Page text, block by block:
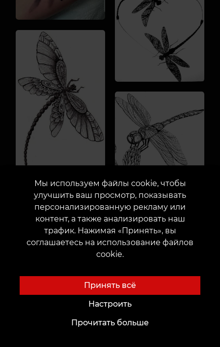
Мы используем файлы cookie, чтобы
улучшить ваш просмотр, показывать
персонализированную рекламу или
контент, а также анализировать наш
трафик. Нажимая «Принять», вы
соглашаетесь на использование файлов
cookie.
Принять всё
Настроить
Прочитать больше